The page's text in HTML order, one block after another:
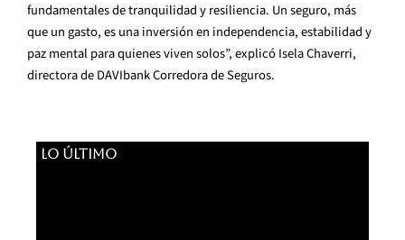
fundamentales de tranquilidad y resiliencia. Un seguro, más
que un gasto, es una inversión en independencia, estabilidad y
paz mental para quienes viven solos”, explicó Isela Chaverri,
directora de DAVIbank Corredora de Seguros.
LO ÚLTIMO